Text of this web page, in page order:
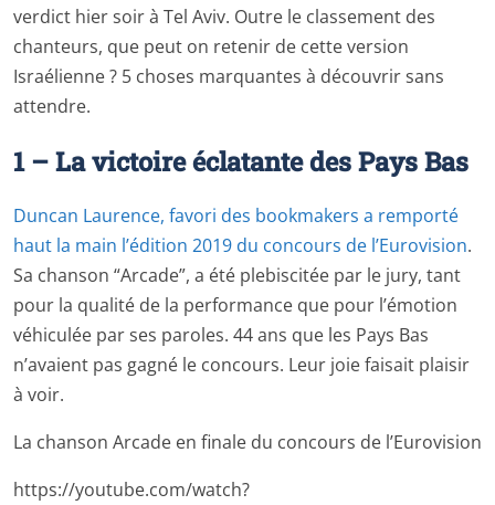
verdict hier soir à Tel Aviv. Outre le classement des
chanteurs, que peut on retenir de cette version
Israélienne ? 5 choses marquantes à découvrir sans
attendre.
1 – La victoire éclatante des Pays Bas
Duncan Laurence, favori des bookmakers a remporté
haut la main l’édition 2019 du concours de l’Eurovision.
Sa chanson “Arcade”, a été plebiscitée par le jury, tant
pour la qualité de la performance que pour l’émotion
véhiculée par ses paroles. 44 ans que les Pays Bas
n’avaient pas gagné le concours. Leur joie faisait plaisir
à voir.
La chanson Arcade en finale du concours de l’Eurovision
https://youtube.com/watch?